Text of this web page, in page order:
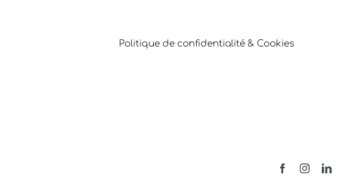
Politique de confidentialité & Cookies
FacebookInstagram